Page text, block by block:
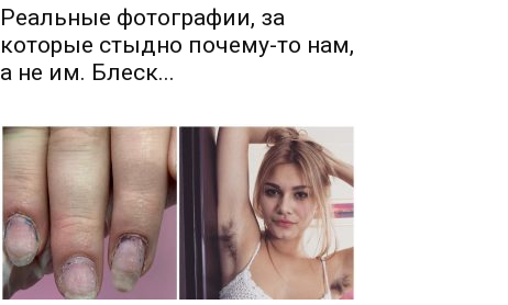
Реальные фотографии, за
которые стыдно почему-то нам,
а не им. Блеск...